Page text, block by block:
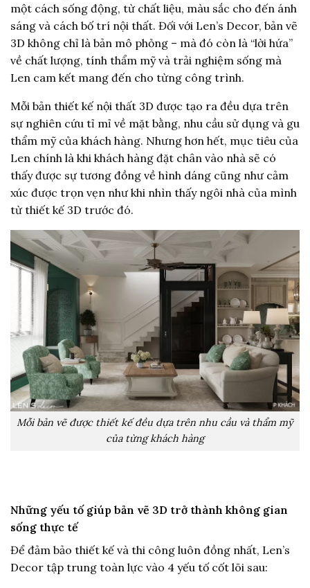
một cách sống động, từ chất liệu, màu sắc cho đến ánh
sáng và cách bố trí nội thất. Đối với Len’s Decor, bản vẽ
3D không chỉ là bản mô phỏng – mà đó còn là “lời hứa”
về chất lượng, tính thẩm mỹ và trải nghiệm sống mà
Len cam kết mang đến cho từng công trình.
Mỗi bản thiết kế nội thất 3D được tạo ra đều dựa trên
sự nghiên cứu tỉ mỉ về mặt bằng, nhu cầu sử dụng và gu
thẩm mỹ của khách hàng. Nhưng hơn hết, mục tiêu của
Len chính là khi khách hàng đặt chân vào nhà sẽ có
thấy được sự tương đồng về hình dáng cũng như cảm
xúc được trọn vẹn như khi nhìn thấy ngôi nhà của mình
từ thiết kế 3D trước đó.
Mỗi bản vẽ được thiết kế đều dựa trên nhu cầu và thẩm mỹ
của từng khách hàng
Những yếu tố giúp bản vẽ 3D trở thành không gian
sống thực tế
Để đảm bảo thiết kế và thi công luôn đồng nhất, Len’s
Decor tập trung toàn lực vào 4 yếu tố cốt lõi sau: